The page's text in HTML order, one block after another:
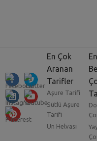
En Çok
Aranan
Tarifler
Aşure Tarifi
Sütlü Aşure
Tarifi
Un Helvası
En